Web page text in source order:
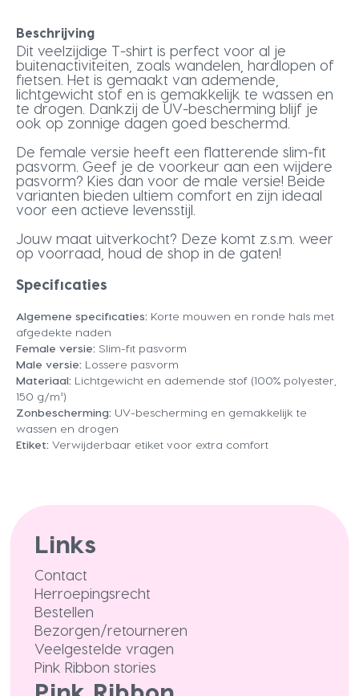
Beschrijving
Dit veelzijdige T-shirt is perfect voor al je
buitenactiviteiten, zoals wandelen, hardlopen of
fietsen. Het is gemaakt van ademende,
lichtgewicht stof en is gemakkelijk te wassen en
te drogen. Dankzij de UV-bescherming blijf je
ook op zonnige dagen goed beschermd.
De female versie heeft een flatterende slim-fit
pasvorm. Geef je de voorkeur aan een wijdere
pasvorm? Kies dan voor de male versie! Beide
varianten bieden ultiem comfort en zijn ideaal
voor een actieve levensstijl.
Jouw maat uitverkocht? Deze komt z.s.m. weer
op voorraad, houd de shop in de gaten!
Specificaties
Algemene specificaties: Korte mouwen en ronde hals met
afgedekte naden
Female versie: Slim-fit pasvorm
Male versie: Lossere pasvorm
Materiaal: Lichtgewicht en ademende stof (100% polyester,
150 g/m²)
Zonbescherming: UV-bescherming en gemakkelijk te
wassen en drogen
Etiket: Verwijderbaar etiket voor extra comfort
Links
Contact
Herroepingsrecht
Bestellen
Bezorgen/retourneren
Veelgestelde vragen
Pink Ribbon stories